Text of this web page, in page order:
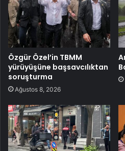
Özgür Özel’in TBMM
yürüyüşüne başsavcılıktan
soruşturma
Ağustos 8, 2026